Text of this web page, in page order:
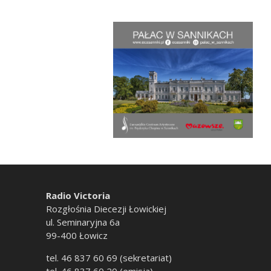
Radio Victoria
Rozgłośnia Diecezji Łowickiej
ul. Seminaryjna 6a
99-400 Łowicz
tel. 46 837 60 69 (sekretariat)